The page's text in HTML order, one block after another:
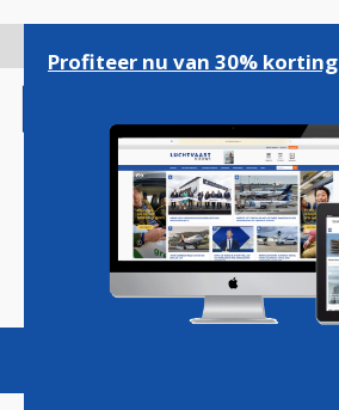
gaan
Magazine Podcasts
Profiteer nu van 30% korting